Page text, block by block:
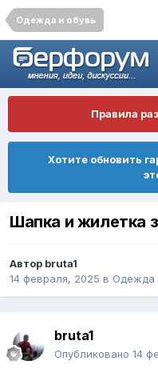
Одежда и обувь
Правила
Хотите обновить
Шапка и жилетка
Автор bruta1
14 февраля, 2025 в Одежда
bruta1
Опубликовано 14